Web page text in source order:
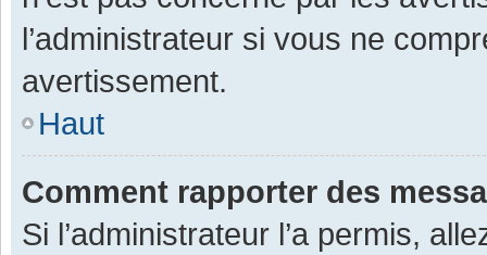
l’administrateur si vous ne
avertissement.
Haut
Comment rapporter des
Si l’administrateur l’a permis,